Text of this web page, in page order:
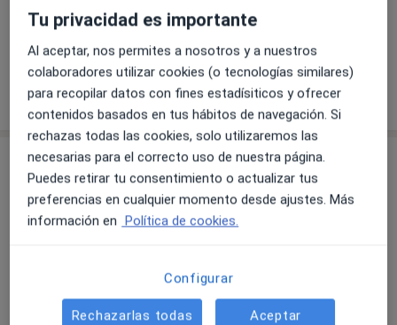
+1 servicio
¿Cómo funcionan los precios?
Consultas (2)
Dirección 1 Dirección 2
Espai Gal.La Placidia
Gervasi,Barcelona08006
Tu privacidad es importante
Al aceptar, nos permites a nosotros y a nuestros
colaboradores utilizar cookies (o tecnologías similares)
para recopilar datos con fines estadísiticos y ofrecer
contenidos basados en tus hábitos de navegación. Si
rechazas todas las cookies, solo utilizaremos las
necesarias para el correcto uso de nuestra página.
Puedes retirar tu consentimiento o actualizar tus
preferencias en cualquier momento desde ajustes. Más
información en Política de cookies.
Configurar
Rechazarlas todas Aceptar